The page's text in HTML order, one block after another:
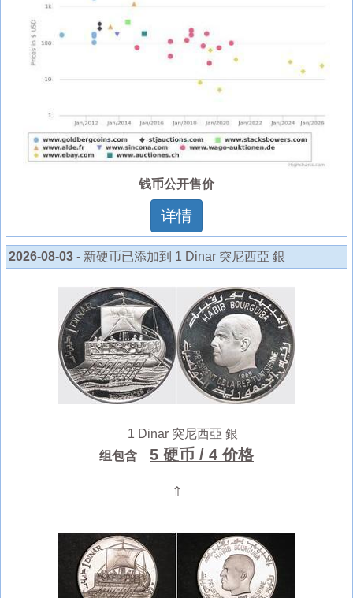
钱币公开售价
详情
2026-08-03 - 新硬币已添加到 1 Dinar 突尼西亞 銀
1 Dinar 突尼西亞 銀
组包含
5 硬币 / 4 价格
⇑